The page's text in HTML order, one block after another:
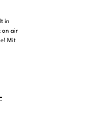
in
on air
Mit